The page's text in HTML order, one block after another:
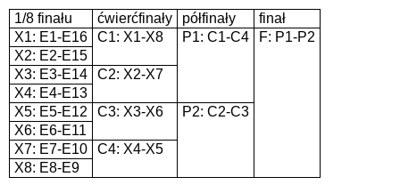
1/8 finału
ćwierćfinały półfinały
finał
X1: E1-E16
C1: X1-X8 P1: C1-C4
F: P1-P2
X2: E2-E15
X3: E3-E14
C2: X2-X7
X4: E4-E13
X5: E5-E12
C3: X3-X6
P2: C2-C3
X6: E6-E11
X7: E7-E10
C4: X4-X5
X8: E8-E9